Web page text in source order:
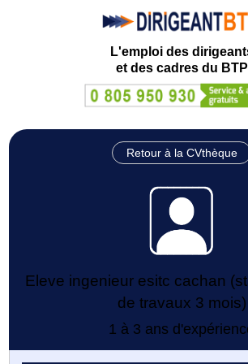
L'emploi des
et des cadres du BTP
Retour à la CVthèque
Eleve ingenieur esitc cachan
de travaux 3 mois)
1 à 3 ans